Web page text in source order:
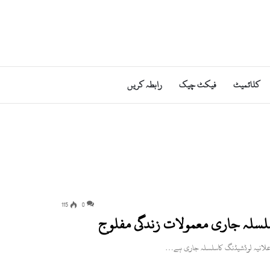
کلائمیٹ فیکٹ چیک رابطہ کریں
0
115
جاری معمولات زندگی مفلوج